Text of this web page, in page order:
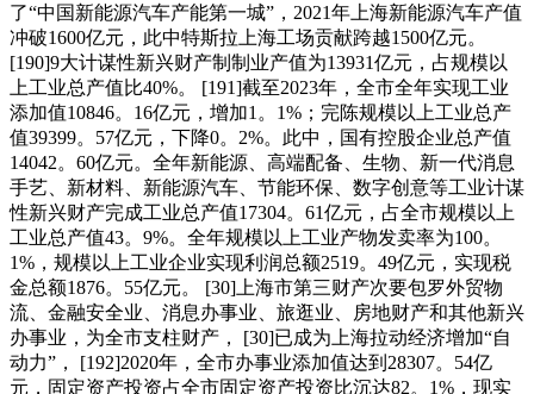
了“中国新能源汽车产能第一城”，2021年上海新能源汽车产值
冲破1600亿元，此中特斯拉上海工场贡献跨越1500亿元。
[190]9大计谋性新兴财产制制业产值为13931亿元，占规模以
上工业总产值比40%。 [191]截至2023年，全市全年实现工业
添加值10846。16亿元，增加1。1%；完陈规模以上工业总产
值39399。57亿元，下降0。2%。此中，国有控股企业总产值
14042。60亿元。全年新能源、高端配备、生物、新一代消息
手艺、新材料、新能源汽车、节能环保、数字创意等工业计谋
性新兴财产完成工业总产值17304。61亿元，占全市规模以上
工业总产值43。9%。全年规模以上工业产物发卖率为100。
1%，规模以上工业企业实现利润总额2519。49亿元，实现税
金总额1876。55亿元。 [30]上海市第三财产次要包罗外贸物
流、金融安全业、消息办事业、旅逛业、房地财产和其他新兴
办事业，为全市支柱财产， [30]已成为上海拉动经济增加“自
动力”， [192]2020年，全市办事业添加值达到28307。54亿
元，固定资产投资占全市固定资产投资比沉达82。1%，现实